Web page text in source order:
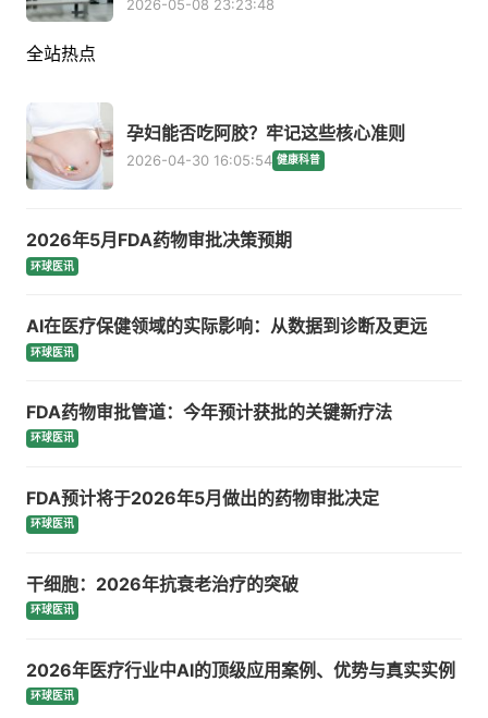
2026-05-08 23:23:48
全站热点
孕妇能否吃阿胶？牢记这些核心准则
2026-04-30 16:05:54 健康科普
2026年5月FDA药物审批决策预期
环球医讯
AI在医疗保健领域的实际影响：从数据到诊断及更远
环球医讯
FDA药物审批管道：今年预计获批的关键新疗法
环球医讯
FDA预计将于2026年5月做出的药物审批决定
环球医讯
干细胞：2026年抗衰老治疗的突破
环球医讯
2026年医疗行业中AI的顶级应用案例、优势与真实实例
环球医讯